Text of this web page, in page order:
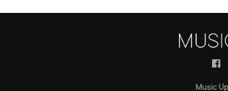
Music